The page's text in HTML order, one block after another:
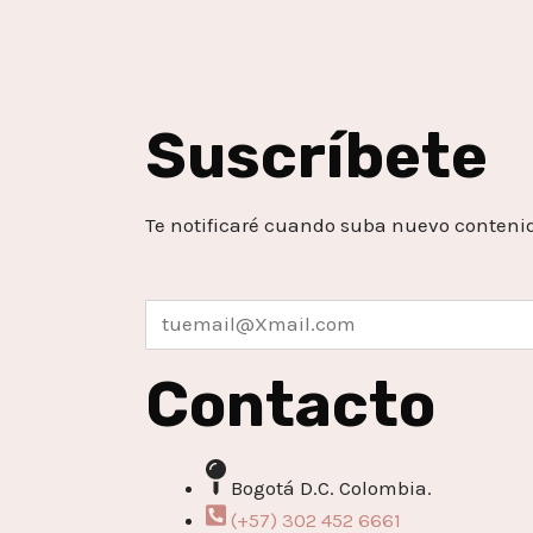
Suscríbete
Te notificaré cuando suba nuevo
Contacto
Bogotá D.C. Colombia.
(+57) 302 452 6661